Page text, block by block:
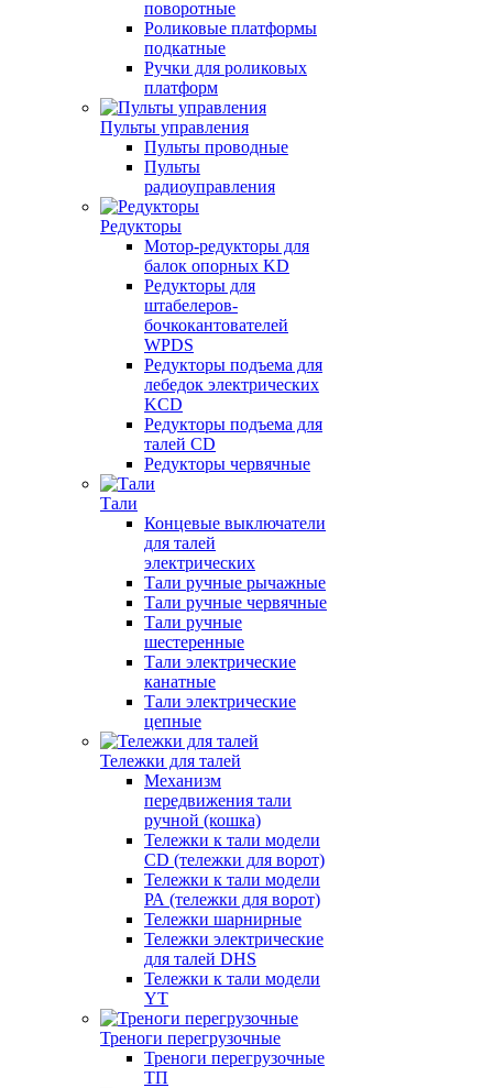
поворотные
Роликовые платформы
подкатные
Ручки для роликовых
платформ
Пульты управления
Пульты проводные
Пульты
радиоуправления
Редукторы
Мотор-редукторы для
балок опорных KD
Редукторы для
штабелеров-
бочкокантователей
WPDS
Редукторы подъема для
лебедок электрических
KCD
Редукторы подъема для
талей CD
Редукторы червячные
Тали
Концевые выключатели
для талей
электрических
Тали ручные рычажные
Тали ручные червячные
Тали ручные
шестеренные
Тали электрические
канатные
Тали электрические
цепные
Тележки для талей
Механизм
передвижения тали
ручной (кошка)
Тележки к тали модели
CD (тележки для ворот)
Тележки к тали модели
РА (тележки для ворот)
Тележки шарнирные
Тележки электрические
для талей DHS
Тележки к тали модели
YT
Треноги перегрузочные
Треноги перегрузочные
ТП